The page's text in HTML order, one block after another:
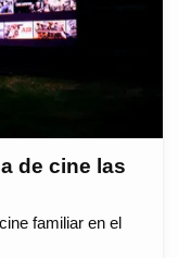
de cine las
familiar en el